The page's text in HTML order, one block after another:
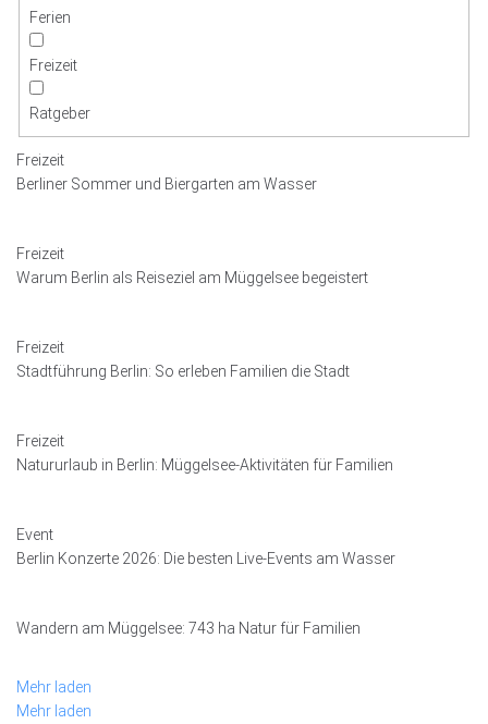
Ferien
Freizeit
Ratgeber
Freizeit
Berliner Sommer und Biergarten am Wasser
Freizeit
Warum Berlin als Reiseziel am Müggelsee begeistert
Freizeit
Stadtführung Berlin: So erleben Familien die Stadt
Freizeit
Natururlaub in Berlin: Müggelsee-Aktivitäten für Familien
Event
Berlin Konzerte 2026: Die besten Live-Events am Wasser
Wandern am Müggelsee: 743 ha Natur für Familien
Mehr laden
Mehr laden